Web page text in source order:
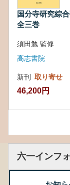
国分寺研究綜
全三巻
須田勉 監修
高志書院
新刊 取り寄せ
46,200円
六一インフ